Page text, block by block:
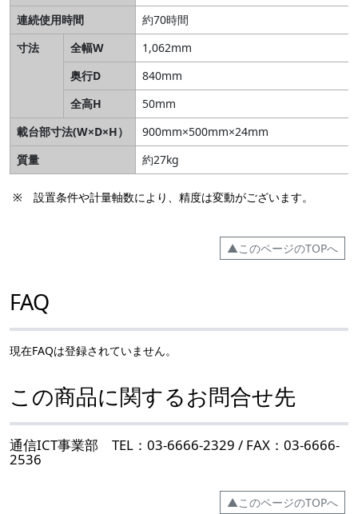
連続使用時間
約70時間
寸法
全幅W
1,062mm
奥行D
840mm
全高H
50mm
載台部寸法(W×D×H）
900mm×500mm×24mm
質量
約27kg
※ 設置条件や計量軸数により、精度は変動がございます。
▲このページのTOPへ
FAQ
現在FAQは登録されていません。
この商品に関するお問合せ先
通信ICT事業部 TEL：03-6666-2329 / FAX：03-6666-
2536
▲このページのTOPへ